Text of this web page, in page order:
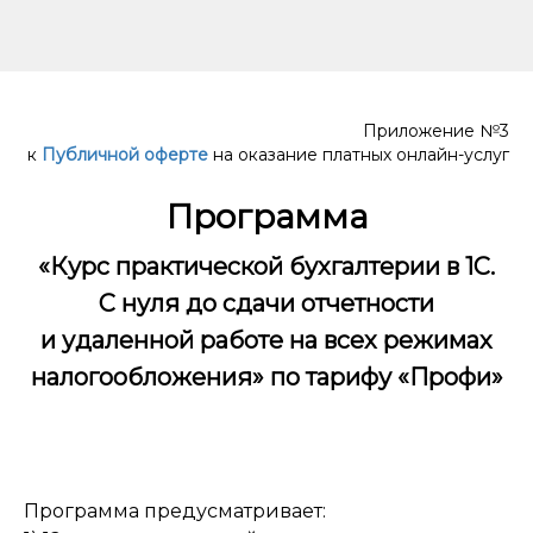
Приложение №3
к Публичной оферте на оказание платных онлайн-услуг
Программа
«Курс практической бухгалтерии в 1С.
С нуля до сдачи отчетности
и удаленной работе на всех режимах
налогообложения» по тарифу «Профи»
Программа предусматривает: